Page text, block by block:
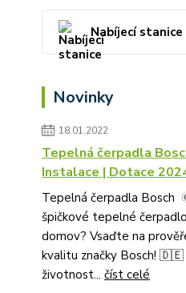
Nabíjecí stanice
Novinky
18.01.2022
Tepelná čerpadla
Instalace | Dotace
Tepelná čerpadla Bosch
špičkové tepelné
domov? Vsaďte na
kvalitu značky Bosch! 🇩🇪
životnost... číst celé